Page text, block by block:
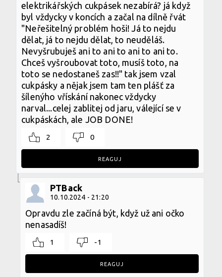
elektrikářských cukpásek nezabírá? já když
byl vždycky v koncích a začal na dílně řvát
"Neřešitelný problém hoši! Já to nejdu
dělat, já to nejdu dělat, to neuděláš.
Nevyšrubuješ ani to ani to ani to ani to.
Chceš vyšroubovat toto, musíš toto, na
toto se nedostaneš zas!!" tak jsem vzal
cukpásky a nějak jsem tam ten plášť za
šílenýho vřískání nakonec vždycky
narval...celej zablitej od jaru, válející se v
cukpáskách, ale JOB DONE!
2 0
REAGUJ
PTBack
10.10.2024 - 21:20
Opravdu zle začíná být, když už ani očko
nenasadíš!
1 -1
REAGUJ